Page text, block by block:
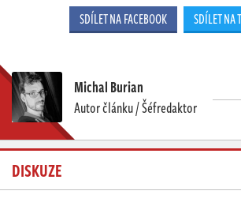
SDÍLET NA FACEBOOK SDÍLET NA
Michal Burian
Autor článku / Šéfredaktor
DISKUZE